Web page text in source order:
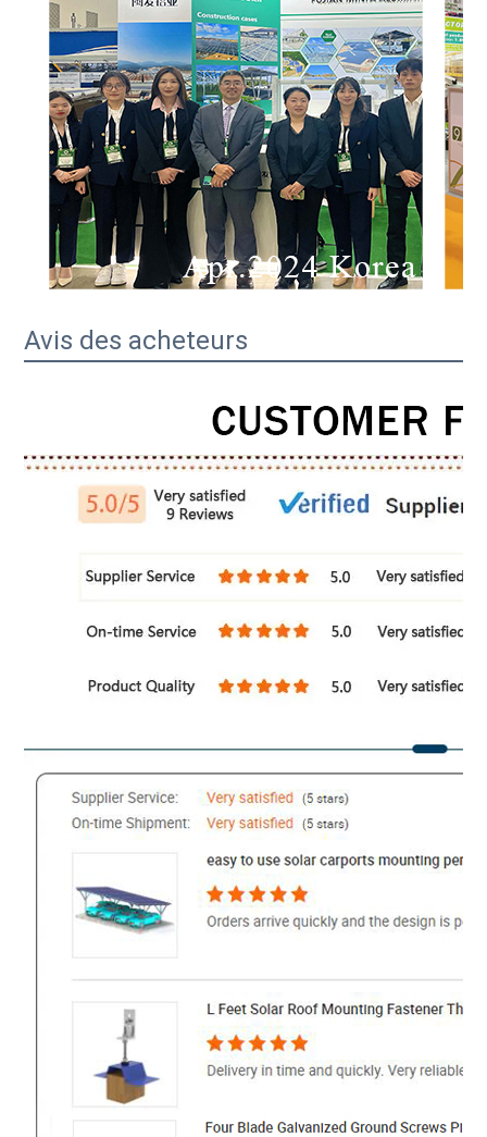
Avis des acheteurs